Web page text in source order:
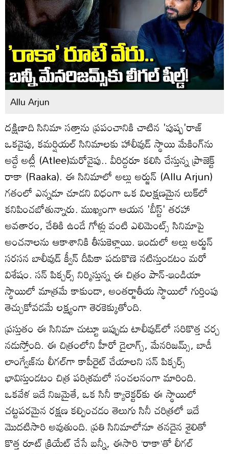
Allu Arjun
దక్షిణాది సినిమా సత్తాను ప్రపంచానికి చాటిన 'పుష్ప'రాజ్
ఒకవైపు, కమర్షియల్ సినిమాలకు హాలీవుడ్ స్థాయి మేకింగ్‌ను
అద్దే అట్లీ (Atlee)మరోవైపు.. వీరిద్దరూ కలిసి చేస్తున్న ప్రాజెక్ట్
రాకా (Raaka). ఈ సినిమాలో అల్లు అర్జున్ (Allu Arjun)
గతంలో ఎన్నడూ చూడని విధంగా ఒక విలక్షణమైన లుక్‌లో
కనిపించబోతున్నారు. ముఖ్యంగా ఆయన 'బీస్ట్' తరహా
అవతారం, చేతికి ఉండే గోళ్లు వంటి ఎలిమెంట్స్ సినిమాపై
అంచనాలను ఆకాశానికి తీసుకెళ్లాయి. ఇందులో అల్లు అర్జున్
సరసన బాలీవుడ్ క్వీన్ దీపికా పదుకొణె నటిస్తుండటం మరో
విశేషం. సన్ పిక్చర్స్ నిర్మిస్తున్న ఈ చిత్రం పాన్-ఇండియా
స్థాయిలో మాత్రమే కాకుండా, అంతర్జాతీయ స్థాయిలో గుర్తింపు
తెచ్చుకోవడమే లక్ష్యంగా తెరకెక్కుతోంది.
ప్రస్తుతం ఈ సినిమా చుట్టూ ఇప్పుడు టాలీవుడ్‌లో సరికొత్త చర్చ
నడుస్తోంది. ఈ చిత్రంలోని హీరో డైలాగ్స్, మేనరిజమ్స్, బాడీ
లాంగ్వేజ్‌ను లీగల్‌గా కాపీరైట్ చేయాలని సన్ పిక్చర్స్
భావిస్తుండటం చిత్ర పరిశ్రమలో సంచలనంగా మారింది.
ఒకవేళ ఇదే నిజమైతే, ఒక సినీ క్యారెక్టర్‌కు ఈ స్థాయిలో
చట్టపరమైన రక్షణ కల్పించడం తెలుగు సినీ చరిత్రలో ఇదే
మొదటిసారి అవుతుంది. ప్రతి సినిమాలోనూ తనదైన శైలితో
కొత్త రూట్ క్రియేట్ చేసే బన్నీ, ఈసారి ‘రాకా’తో లీగల్